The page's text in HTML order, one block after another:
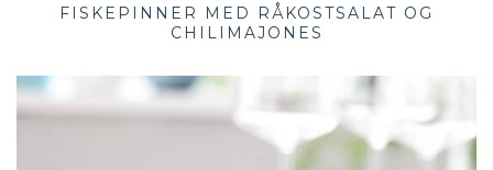
FISKEPINNER MED RÅKOSTSALAT OG
CHILIMAJONES